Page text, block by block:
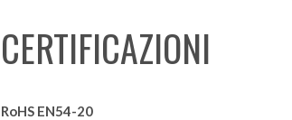
CERTIFICAZIONI
RoHS EN54-20